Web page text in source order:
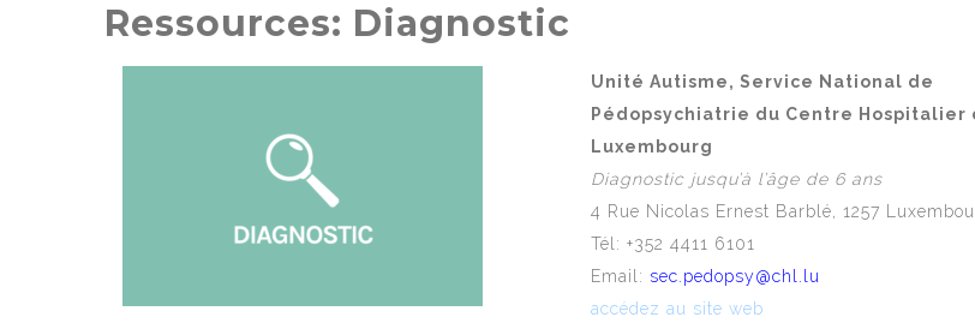
Ressources: Diagnostic
Unité Autisme, Service National de
Pédopsychiatrie du Centre Hospitalier
Luxembourg
Diagnostic jusqu’à l’âge de 6 ans
4 Rue Nicolas Ernest Barblé, 1257
Tél: +352 4411 6101
Email: sec.pedopsy@chl.lu
accédez au site web